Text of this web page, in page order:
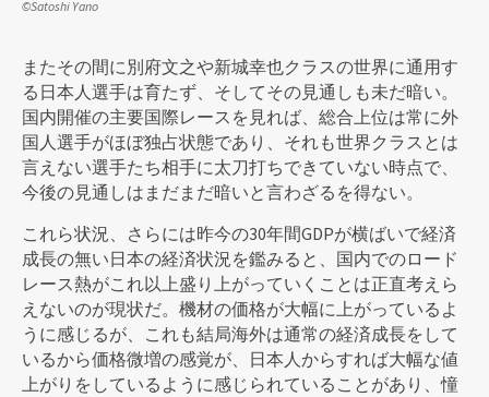
©Satoshi Yano
またその間に別府文之や新城幸也クラスの世界に通用す
る日本人選手は育たず、そしてその見通しも未だ暗い。
国内開催の主要国際レースを見れば、総合上位は常に外
国人選手がほぼ独占状態であり、それも世界クラスとは
言えない選手たち相手に太刀打ちできていない時点で、
今後の見通しはまだまだ暗いと言わざるを得ない。
これら状況、さらには昨今の30年間GDPが横ばいで経済
成長の無い日本の経済状況を鑑みると、国内でのロード
レース熱がこれ以上盛り上がっていくことは正直考えら
えないのが現状だ。機材の価格が大幅に上がっているよ
うに感じるが、これも結局海外は通常の経済成長をして
いるから価格微増の感覚が、日本人からすれば大幅な値
上がりをしているように感じられていることがあり、憧